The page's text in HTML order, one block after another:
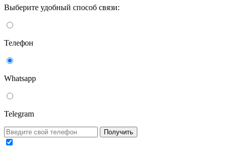
Выберите удобный способ связи:
Телефон
Whatsapp
Telegram
Получить